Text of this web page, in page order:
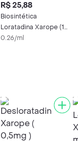
R$ 25,88
Biosintética
Loratadina Xarope (1
mg)
0.26/ml